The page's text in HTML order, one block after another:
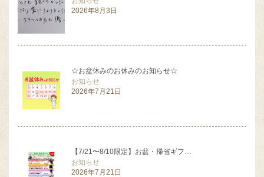
2026年8月3日
☆お盆休みのお休みのお知らせ☆
お知らせ
2026年7月21日
【7/21〜8/10限定】お盆・帰省ギフ…
お知らせ
2026年7月21日